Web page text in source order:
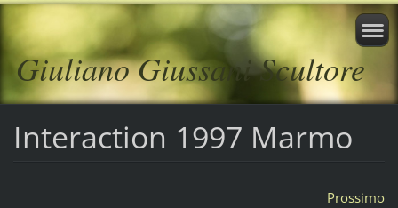
Giuliano Giussani Scultore
Interaction 1997 Marmo
Prossimo